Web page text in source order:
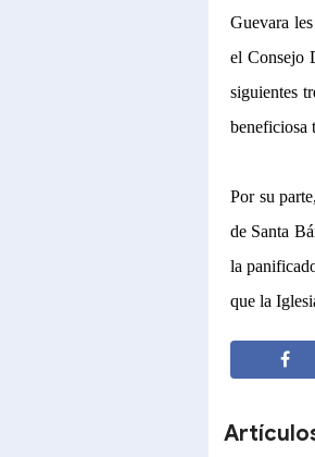
Guevara
el Consejo
siguientes
beneficiosa
Por su
de Santa
la
que la